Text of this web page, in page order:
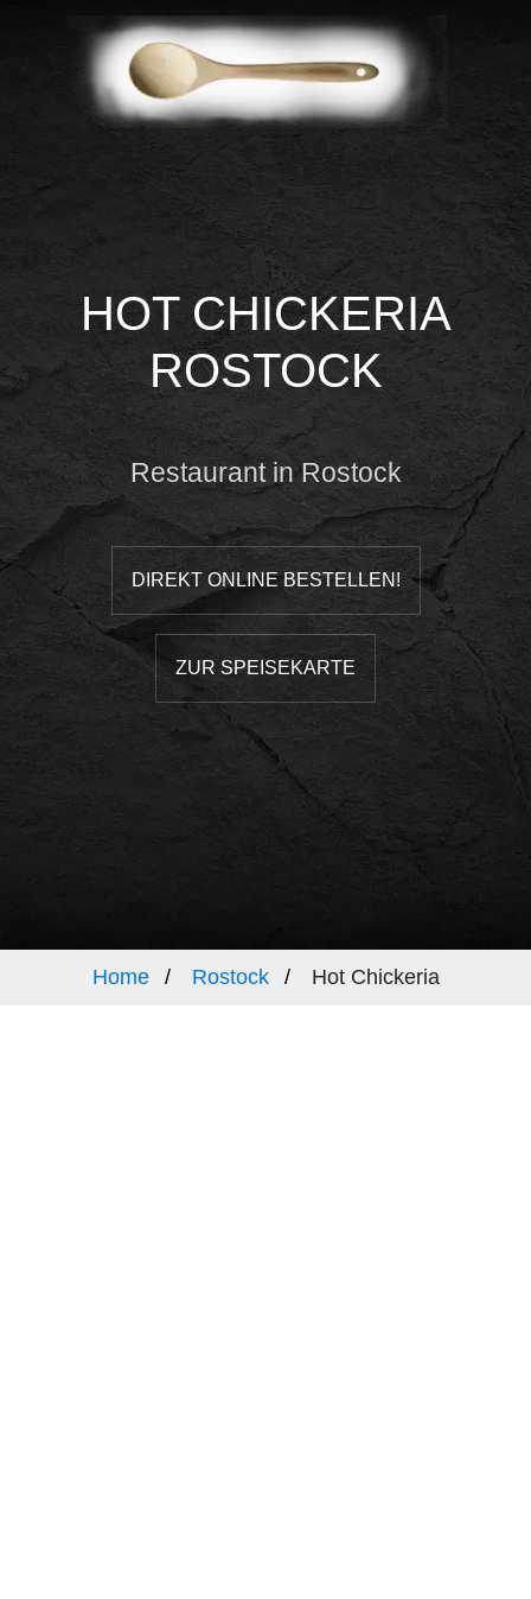
HOT CHICKERIA
ROSTOCK
Restaurant in Rostock
DIREKT ONLINE BESTELLEN!
ZUR SPEISEKARTE
Home Rostock Hot Chickeria